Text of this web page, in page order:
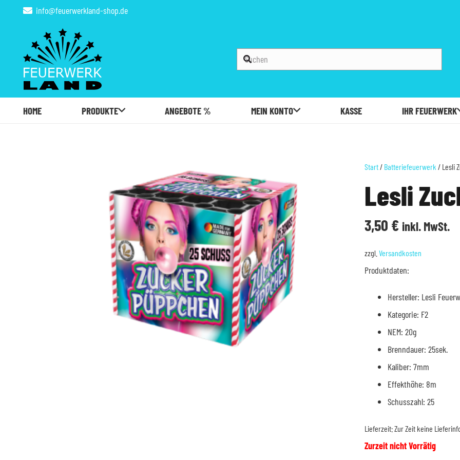
info@feuerwerkland-shop.de
HOME PRODUKTE ANGEBOTE % MEIN KONTO KASSE IHR FEUERWERK
Start/ Batteriefeuerwerk / Lesli
Lesli
3,50 € inkl. MwSt.
zzgl. Versandkosten
Produktdaten:
Hersteller: Lesli
Kategorie: F2
NEM: 20g
Brenndauer: 25sek.
Kaliber: 7mm
Effekthöhe: 8m
Schusszahl: 25
Lieferzeit:Zur Zeit keine
Zurzeit nicht Vorrätig